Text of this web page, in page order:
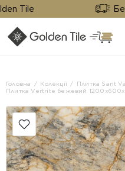
Tile
Головна Колекції Плитка Sant
Плитка Vertrite бежевий